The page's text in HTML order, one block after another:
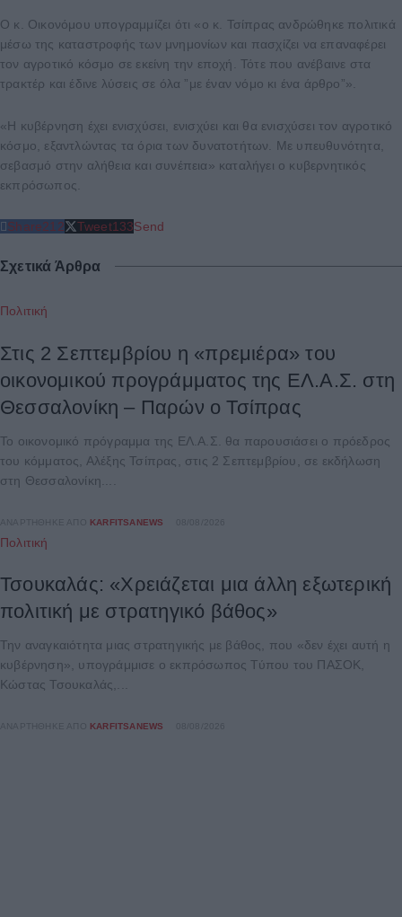
Ο κ. Οικονόμου υπογραμμίζει ότι «ο κ. Τσίπρας ανδρώθηκε πολιτικά
μέσω της καταστροφής των μνημονίων και πασχίζει να επαναφέρει
τον αγροτικό κόσμο σε εκείνη την εποχή. Τότε που ανέβαινε στα
τρακτέρ και έδινε λύσεις σε όλα ”με έναν νόμο κι ένα άρθρο”».
«Η κυβέρνηση έχει ενισχύσει, ενισχύει και θα ενισχύσει τον αγροτικό
κόσμο, εξαντλώντας τα όρια των δυνατοτήτων. Με υπευθυνότητα,
σεβασμό στην αλήθεια και συνέπεια» καταλήγει ο κυβερνητικός
εκπρόσωπος.
Share212 Tweet133Send
Σχετικά Άρθρα
Πολιτική
Στις 2 Σεπτεμβρίου η «πρεμιέρα» του
οικονομικού προγράμματος της ΕΛ.Α.Σ. στη
Θεσσαλονίκη – Παρών ο Τσίπρας
Το οικονομικό πρόγραμμα της ΕΛ.Α.Σ. θα παρουσιάσει ο πρόεδρος
του κόμματος, Αλέξης Τσίπρας, στις 2 Σεπτεμβρίου, σε εκδήλωση
στη Θεσσαλονίκη....
ΑΝΑΡΤΉΘΗΚΕ ΑΠΌ KARFITSANEWS
Πολιτική
Τσουκαλάς: «Χρειάζεται μια άλλη εξωτερική
πολιτική με στρατηγικό βάθος»
Την αναγκαιότητα μιας στρατηγικής με βάθος, που «δεν έχει αυτή η
κυβέρνηση», υπογράμμισε ο εκπρόσωπος Τύπου του ΠΑΣΟΚ,
Κώστας Τσουκαλάς,...
ΑΝΑΡΤΉΘΗΚΕ ΑΠΌ KARFITSANEWS